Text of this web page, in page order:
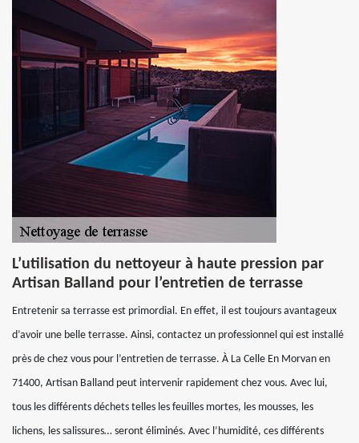
L’utilisation du nettoyeur à haute pression par
Artisan Balland pour l’entretien de terrasse
Entretenir sa terrasse est primordial. En effet, il est toujours avantageux
d’avoir une belle terrasse. Ainsi, contactez un professionnel qui est installé
près de chez vous pour l’entretien de terrasse. À La Celle En Morvan en
71400, Artisan Balland peut intervenir rapidement chez vous. Avec lui,
tous les différents déchets telles les feuilles mortes, les mousses, les
lichens, les salissures… seront éliminés. Avec l’humidité, ces différents